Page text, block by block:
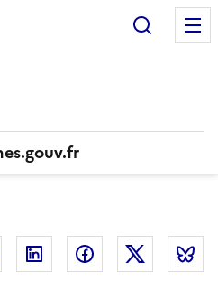
Courriel Linkedin FacebookTwitter